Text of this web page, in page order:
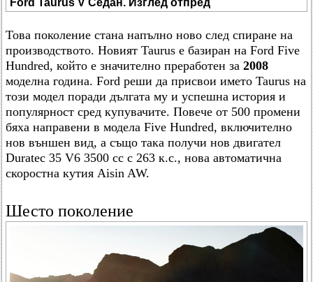
Това поколение стана напълно ново след спиране на
производството. Новият Taurus е базиран на Ford Five
Hundred, който е значително преработен за 2008
моделна година. Ford реши да присвои името Taurus на
този модел поради дългата му и успешна история и
популярност сред купувачите. Повече от 500 промени
бяха направени в модела Five Hundred, включително
нов външен вид, а също така получи нов двигател
Duratec 35 V6 3500 cc с 263 к.с., нова автоматична
скоростна кутия Aisin AW.
Шесто поколение